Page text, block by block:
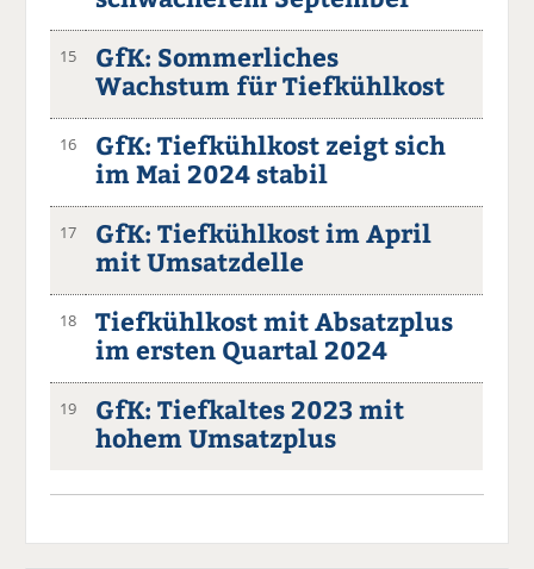
15
GfK: Sommerliches
Wachstum für Tiefkühlkost
16
GfK: Tiefkühlkost zeigt sich
im Mai 2024 stabil
17
GfK: Tiefkühlkost im April
mit Umsatzdelle
18
Tiefkühlkost mit Absatzplus
im ersten Quartal 2024
19
GfK: Tiefkaltes 2023 mit
hohem Umsatzplus